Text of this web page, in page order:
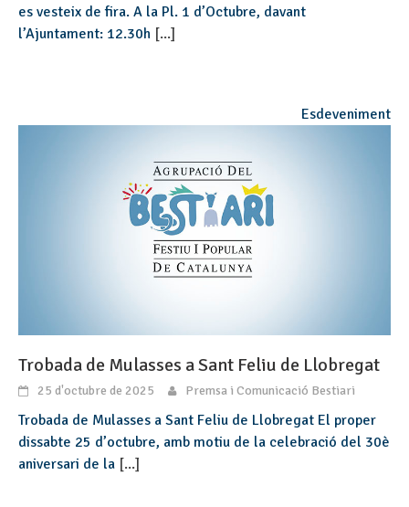
es vesteix de fira. A la Pl. 1 d’Octubre, davant
l’Ajuntament: 12.30h [...]
Esdeveniment
Trobada de Mulasses a Sant Feliu de Llobregat
25 d'octubre de 2025 Premsa i Comunicació Bestiari
Trobada de Mulasses a Sant Feliu de Llobregat El proper
dissabte 25 d’octubre, amb motiu de la celebració del 30è
aniversari de la [...]